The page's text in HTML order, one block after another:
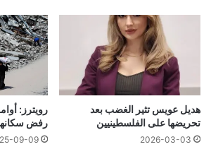
هديل عويس تثير الغضب بعد
تحريضها على الفلسطينيين
2026-03-03
رويترز:
رفض
09-09